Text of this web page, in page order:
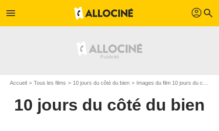
menu profil search
Accueil Tous les films 10 jours du côté du bien Images du film 10 jours du côté du bien
10 jours du côté du bien